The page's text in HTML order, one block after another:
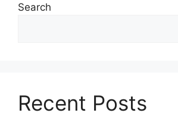
Search
Recent Posts